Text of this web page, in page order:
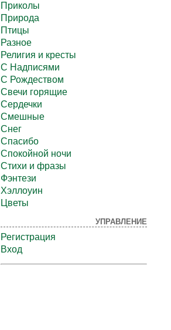
Приколы
Природа
Птицы
Разное
Религия и кресты
С Надписями
С Рождеством
Свечи горящие
Сердечки
Смешные
Снег
Спасибо
Спокойной ночи
Стихи и фразы
Фэнтези
Хэллоуин
Цветы
УПРАВЛЕНИЕ
Регистрация
Вход